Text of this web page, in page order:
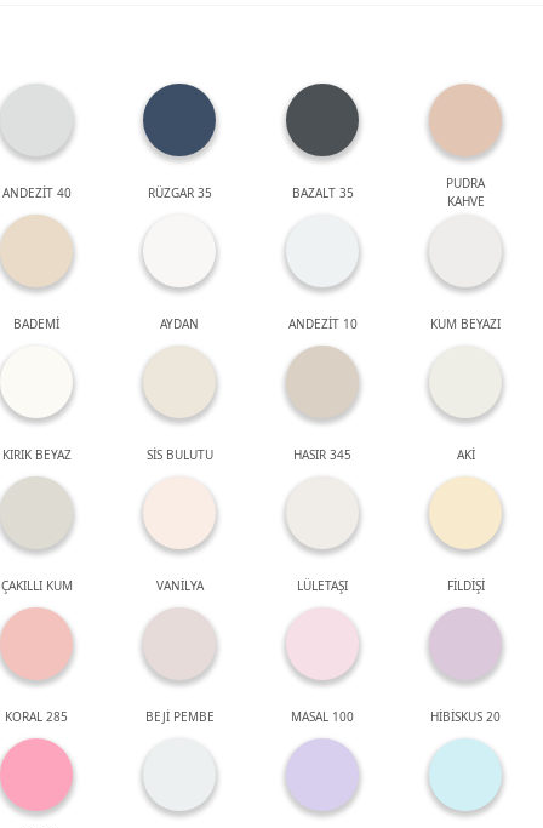
ANDEZİT 40 RÜZGAR 35 BAZALT 35
PUDRA
KAHVE
BADEMİ AYDAN ANDEZİT 10 KUM BEYAZI
KIRIK BEYAZ SİS BULUTU HASIR 345 AKİ
ÇAKILLI KUM VANİLYA LÜLETAŞI FİLDİŞİ
KORAL 285 BEJİ PEMBE MASAL 100 HİBİSKUS 20